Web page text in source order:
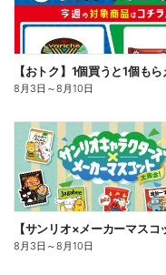
8月3日 ～8月10日
8月3日 ～8月10日